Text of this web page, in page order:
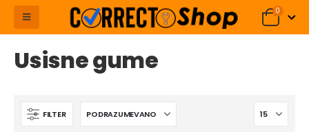
0
Usisne gume
FILTER